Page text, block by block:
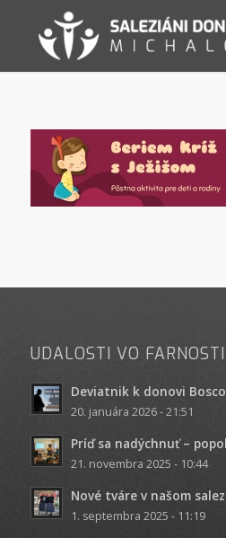
UDALOSTI VO FARNOSTI
Deviatnik k donovi
20. januára 2026 - 21:51
Príď sa nadýchnuť –
21. novembra 2025 - 10:44
Nové tváre v našom
1. septembra 2025 - 11:19